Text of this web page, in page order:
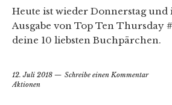
Heute ist wieder Donnerstag und
Ausgabe von Top Ten Thursday
deine 10 liebsten Buchpärchen.
12. Juli 2018
Schreibe einen Kommentar
Aktionen